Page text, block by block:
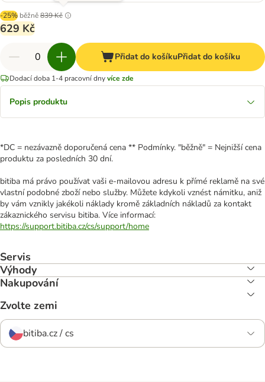
-25% běžně839 Kč
629 Kč
Přidat do košíkuPřidat do košíku
Dodací doba 1-4 pracovní dnyvíce zde
Popis produktu
*DC = nezávazně doporučená cena ** Podmínky. "běžně" = Nejnižší cena
produktu za posledních 30 dní.
bitiba má právo používat vaši e-mailovou adresu k přímé reklamě na své
vlastní podobné zboží nebo služby. Můžete kdykoli vznést námitku, aniž
by vám vznikly jakékoli náklady kromě základních nákladů za kontakt
zákaznického servisu bitiba. Více informací:
https://support.bitiba.cz/cs/support/home
Servis
Výhody
Nakupování
Zvolte zemi
bitiba.cz / cs